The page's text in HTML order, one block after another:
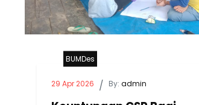
BUMDes
29 Apr 2026 / By: admin